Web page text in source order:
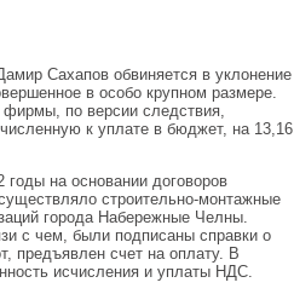
Сахапов обвиняется в уклонение
в особо крупном размере.
фирмы, по версии следствия,
к уплате в бюджет, на 13,16
на основании договоров
строительно-монтажные
города Набережные Челны.
с чем, были подписаны справки о
предъявлен счет на оплату. В
исчисления и уплаты НДС.